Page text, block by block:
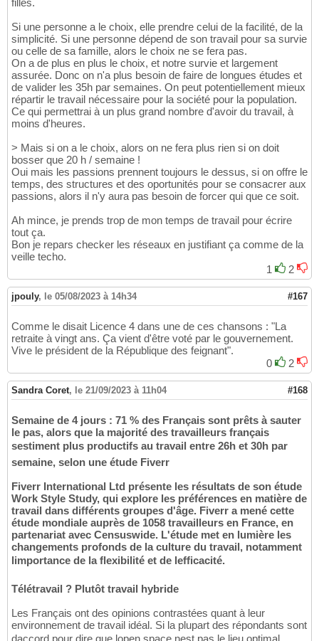
filles.
Si une personne a le choix, elle prendre celui de la facilité, de la
simplicité. Si une personne dépend de son travail pour sa survie
ou celle de sa famille, alors le choix ne se fera pas.
On a de plus en plus le choix, et notre survie et largement
assurée. Donc on n'a plus besoin de faire de longues études et
de valider les 35h par semaines. On peut potentiellement mieux
répartir le travail nécessaire pour la société pour la population.
Ce qui permettrai à un plus grand nombre d'avoir du travail, à
moins d'heures.
> Mais si on a le choix, alors on ne fera plus rien si on doit
bosser que 20 h / semaine !
Oui mais les passions prennent toujours le dessus, si on offre le
temps, des structures et des oportunités pour se consacrer aux
passions, alors il n'y aura pas besoin de forcer qui que ce soit.
Ah mince, je prends trop de mon temps de travail pour écrire
tout ça.
Bon je repars checker les réseaux en justifiant ça comme de la
veille techo.
1
2
jpouly, le 05/08/2023 à 14h34 #167
Comme le disait Licence 4 dans une de ces chansons : "La
retraite à vingt ans. Ça vient d'être voté par le gouvernement.
Vive le président de la République des feignant".
0
2
Sandra Coret, le 21/09/2023 à 11h04 #168
Semaine de 4 jours : 71 % des Français sont prêts à sauter
le pas, alors que la majorité des travailleurs français
sestiment plus productifs au travail entre 26h et 30h par
semaine, selon une étude Fiverr
Fiverr International Ltd présente les résultats de son étude
Work Style Study, qui explore les préférences en matière de
travail dans différents groupes d'âge. Fiverr a mené cette
étude mondiale auprès de 1058 travailleurs en France, en
partenariat avec Censuswide. L'étude met en lumière les
changements profonds de la culture du travail, notamment
limportance de la flexibilité et de lefficacité.
Télétravail ? Plutôt travail hybride
Les Français ont des opinions contrastées quant à leur
environnement de travail idéal. Si la plupart des répondants sont
daccord pour dire que lopen space nest pas le lieu optimal